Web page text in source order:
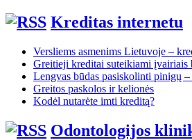
Kreditas internetu
Versliems asmenims Lietuvoje –
Greitieji kreditai suteikiami įvairiais
Lengvas būdas pasiskolinti pinigų
Greitos paskolos ir kelionės
Kodėl nutarėte imti kreditą?
Odontologijos